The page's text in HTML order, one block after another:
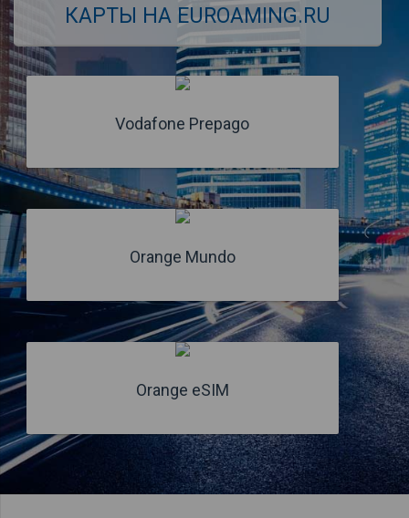
КАРТЫ НА EUROAMING.RU
Vodafone Prepago
Orange Mundo
Orange eSIM